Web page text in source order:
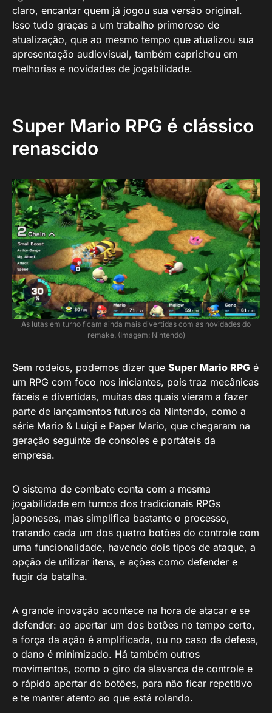
claro, encantar quem já jogou sua versão original.
Isso tudo graças a um trabalho primoroso de
atualização, que ao mesmo tempo que atualizou sua
apresentação audiovisual, também caprichou em
melhorias e novidades de jogabilidade.
Super Mario RPG é clássico
renascido
As lutas em turno ficam ainda mais divertidas com as novidades do
remake. (Imagem: Nintendo)
Sem rodeios, podemos dizer que Super Mario RPG é
um RPG com foco nos iniciantes, pois traz mecânicas
fáceis e divertidas, muitas das quais vieram a fazer
parte de lançamentos futuros da Nintendo, como a
série Mario & Luigi e Paper Mario, que chegaram na
geração seguinte de consoles e portáteis da
empresa.
O sistema de combate conta com a mesma
jogabilidade em turnos dos tradicionais RPGs
japoneses, mas simplifica bastante o processo,
tratando cada um dos quatro botões do controle com
uma funcionalidade, havendo dois tipos de ataque, a
opção de utilizar itens, e ações como defender e
fugir da batalha.
A grande inovação acontece na hora de atacar e se
defender: ao apertar um dos botões no tempo certo,
a força da ação é amplificada, ou no caso da defesa,
o dano é minimizado. Há também outros
movimentos, como o giro da alavanca de controle e
o rápido apertar de botões, para não ficar repetitivo
e te manter atento ao que está rolando.